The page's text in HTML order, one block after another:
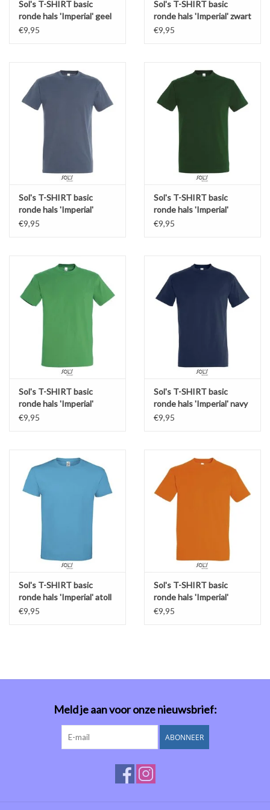
Sol's T-SHIRT basic
ronde hals 'Imperial' geel
€9,95
Sol's T-SHIRT basic
ronde hals 'Imperial' zwart
€9,95
Sol's T-SHIRT basic
ronde hals 'Imperial'
denim
€9,95
Sol's T-SHIRT basic
ronde hals 'Imperial'
bosgroen
€9,95
Sol's T-SHIRT basic
ronde hals 'Imperial'
grasgroen
€9,95
Sol's T-SHIRT basic
ronde hals 'Imperial' navy
€9,95
Sol's T-SHIRT basic
ronde hals 'Imperial' atoll
€9,95
Sol's T-SHIRT basic
ronde hals 'Imperial'
oranje
€9,95
Meld je aan voor onze nieuwsbrief:
ABONNEER